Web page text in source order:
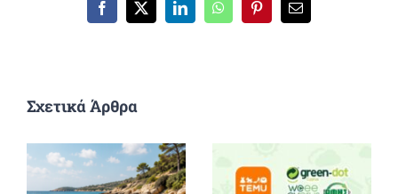
Facebook
X LinkedInWhatsAppPinterestEmail
Σχετικά Άρθρα